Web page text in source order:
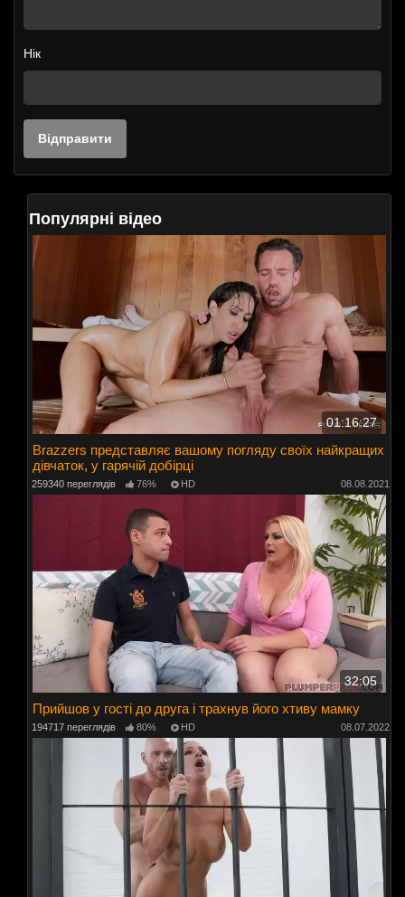
Нік
Популярні відео
01:16:27
Brazzers представляє вашому погляду своїх найкращих
дівчаток, у гарячій добірці
259340 переглядів 76% HD 08.08.2021
32:05
Прийшов у гості до друга і трахнув його хтиву мамку
194717 переглядів 80% HD 08.07.2022